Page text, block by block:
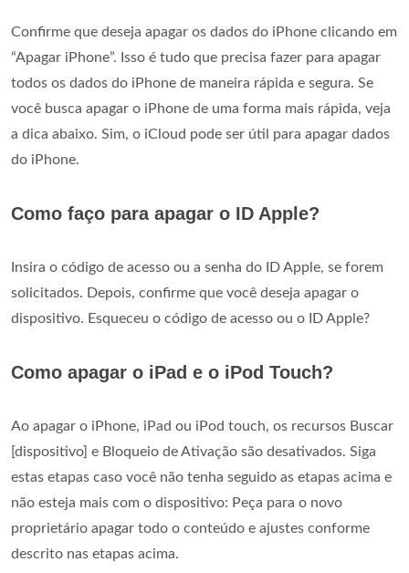
Confirme que deseja apagar os dados do iPhone clicando em
“Apagar iPhone”. Isso é tudo que precisa fazer para apagar
todos os dados do iPhone de maneira rápida e segura. Se
você busca apagar o iPhone de uma forma mais rápida, veja
a dica abaixo. Sim, o iCloud pode ser útil para apagar dados
do iPhone.
Como faço para apagar o ID Apple?
Insira o código de acesso ou a senha do ID Apple, se forem
solicitados. Depois, confirme que você deseja apagar o
dispositivo. Esqueceu o código de acesso ou o ID Apple?
Como apagar o iPad e o iPod Touch?
Ao apagar o iPhone, iPad ou iPod touch, os recursos Buscar
[dispositivo] e Bloqueio de Ativação são desativados. Siga
estas etapas caso você não tenha seguido as etapas acima e
não esteja mais com o dispositivo: Peça para o novo
proprietário apagar todo o conteúdo e ajustes conforme
descrito nas etapas acima.